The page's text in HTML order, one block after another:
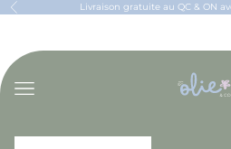
Passer au contenu
Précédent Livraison gratuite au QC & ON
Menu